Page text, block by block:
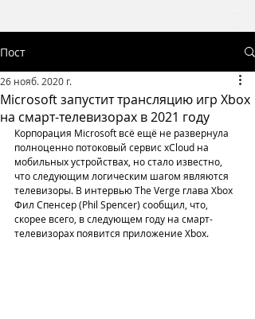
Пост
Microsoft запустит трансляцию игр Xbox
на смарт-телевизорах в 2021 году
26 нояб. 2020 г.
Корпорация Microsoft всё ещё не развернула
полноценно потоковый сервис xCloud на
мобильных устройствах, но стало известно,
что следующим логическим шагом являются
телевизоры. В интервью The Verge глава Xbox
Фил Спенсер (Phil Spencer) сообщил, что,
скорее всего, в следующем году на смарт-
телевизорах появится приложение Xbox.